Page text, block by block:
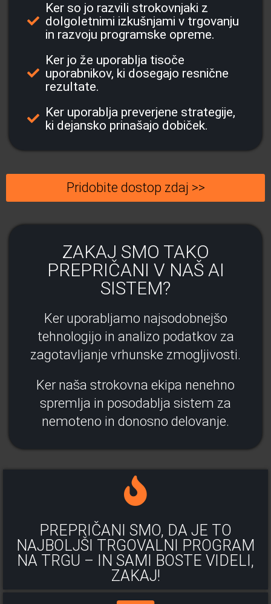
Ker so jo razvili strokovnjaki z
dolgoletnimi izkušnjami v trgovanju
in razvoju programske opreme.
Ker jo že uporablja tisoče
uporabnikov, ki dosegajo resnične
rezultate.
Ker uporablja preverjene strategije,
ki dejansko prinašajo dobiček.
Pridobite dostop zdaj >>
Ker uporabljamo najsodobnejšo
tehnologijo in analizo podatkov za
zagotavljanje vrhunske zmogljivosti.
Ker naša strokovna ekipa nenehno
spremlja in posodablja sistem za
nemoteno in donosno delovanje.
ZAKAJ SMO TAKO
PREPRIČANI V NAŠ AI
SISTEM?
PREPRIČANI SMO, DA JE TO
NAJBOLJŠI TRGOVALNI PROGRAM
NA TRGU – IN SAMI BOSTE VIDELI,
ZAKAJ!